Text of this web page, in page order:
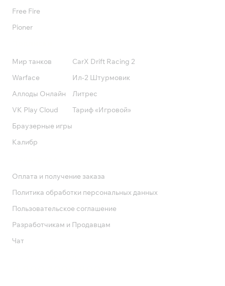
Free Fire
Pioner
Мир танков
Warface
Аллоды Онлайн
VK Play Cloud
Браузерные игры
Калибр
CarX Drift Racing 2
Ил-2 Штурмовик
Литрес
Тариф «Игровой»
Оплата и получение заказа
Политика обработки персональных данных
Пользовательское соглашение
Разработчикам и Продавцам
Чат